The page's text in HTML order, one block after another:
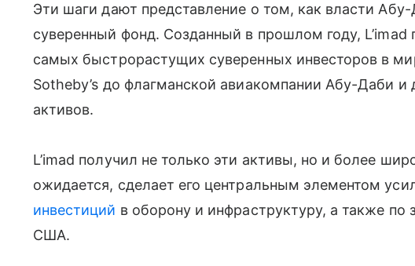
Эти шаги дают представление о том, как власти
суверенный фонд. Созданный в прошлом году, L’imad
самых быстрорастущих суверенных инвесторов в
Sotheby’s до флагманской авиакомпании Абу-Даби
активов.
L’imad получил не только эти активы, но и более
ожидается, сделает его центральным элементом
инвестиций в оборону и инфраструктуру, а также по
США.